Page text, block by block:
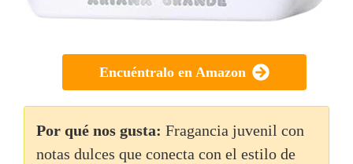
Encuéntralo en Amazon
Por qué nos gusta: Fragancia juvenil con
notas dulces que conecta con el estilo de